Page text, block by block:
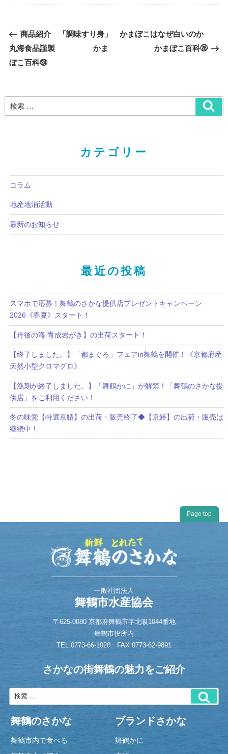
過
去
の
商品紹介 「調味すり身」
丸海食品謹製 かま
ぼこ百科㉔
次かまぼこはなぜ白いのか
かまぼこ百科㉖
カテゴリー
コラム
地産地消活動
最新のお知らせ
最近の投稿
スマホで応募！舞鶴のさかな提供店プレゼントキャンペーン
2026《春夏》スタート！
【丹後の海 育成岩がき】の出荷スタート！
【終了しました。】「都まぐろ」フェアin舞鶴を開催！《京都府産
天然小型クロマグロ》
【漁期が終了しました。】「舞鶴かに」が解禁！「舞鶴のさかな提
供店」をご利用ください！
冬の味覚【特選京鰆】の出荷・販売終了◆【京鰆】の出荷・販売は
継続中！
Page top
一般社団法人
舞鶴市水産協会
〒625-0080 京都府舞鶴市字北吸1044番地
舞鶴市役所内
TEL 0773-66-1020 FAX 0773-62-9891
さかなの街舞鶴の魅力をご紹介
舞鶴のさかな
舞鶴市内で食べる
ブランドさかな
舞鶴かに